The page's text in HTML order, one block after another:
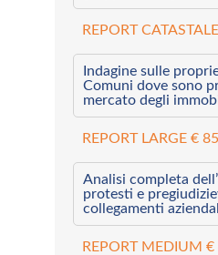
REPORT
Indagine sulle
Comuni dove sono
mercato degli
REPORT LARGE € 85
Analisi completa
protesti e
collegamenti
REPORT MEDIUM €